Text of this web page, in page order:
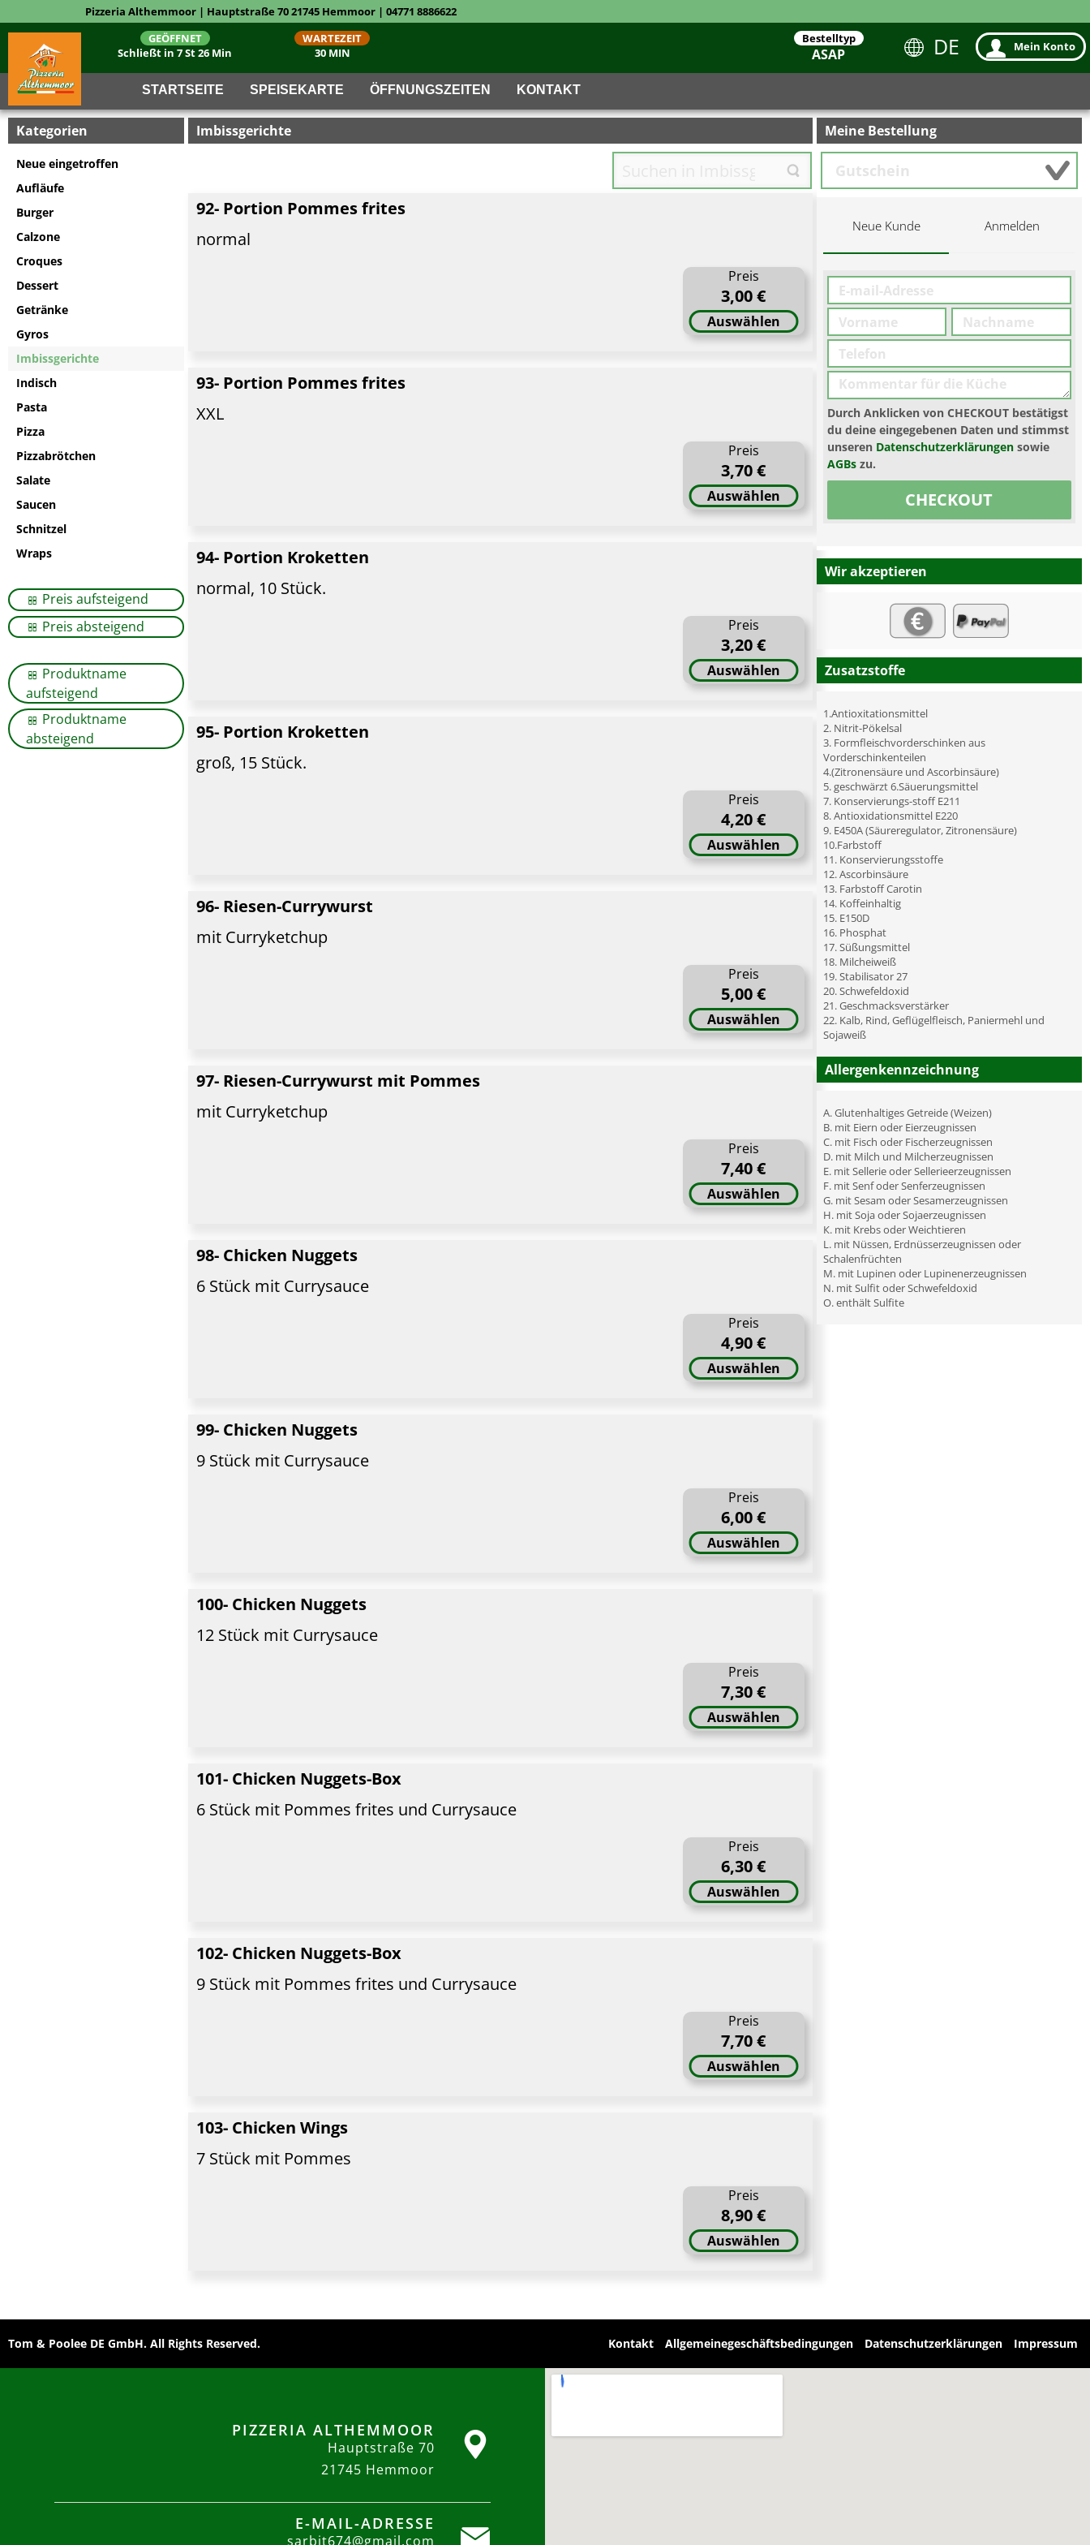
Pizzeria Althemmoor | Hauptstraße 70 21745 Hemmoor | 04771 8886622
Mein Konto
DE
Bestelltyp
ASAP
GEÖFFNET
Schließt in 7 St 26 Min
WARTEZEIT
30 MIN
STARTSEITE SPEISEKARTE ÖFFNUNGSZEITEN KONTAKT
Kategorien
Neue eingetroffen
Aufläufe
Burger
Calzone
Croques
Dessert
Getränke
Gyros
Imbissgerichte
Indisch
Pasta
Pizza
Pizzabrötchen
Salate
Saucen
Schnitzel
Wraps
Preis aufsteigend
Preis absteigend
Produktname
aufsteigend
Produktname
absteigend
Imbissgerichte
92- Portion Pommes frites
normal
Preis
3,00 €
Auswählen
93- Portion Pommes frites
XXL
Preis
3,70 €
Auswählen
94- Portion Kroketten
normal, 10 Stück.
Preis
3,20 €
Auswählen
95- Portion Kroketten
groß, 15 Stück.
Preis
4,20 €
Auswählen
96- Riesen-Currywurst
mit Curryketchup
Preis
5,00 €
Auswählen
97- Riesen-Currywurst mit Pommes
mit Curryketchup
Preis
7,40 €
Auswählen
98- Chicken Nuggets
6 Stück mit Currysauce
Preis
4,90 €
Auswählen
99- Chicken Nuggets
9 Stück mit Currysauce
Preis
6,00 €
Auswählen
100- Chicken Nuggets
12 Stück mit Currysauce
Preis
7,30 €
Auswählen
101- Chicken Nuggets-Box
6 Stück mit Pommes frites und Currysauce
Preis
6,30 €
Auswählen
102- Chicken Nuggets-Box
9 Stück mit Pommes frites und Currysauce
Preis
7,70 €
Auswählen
103- Chicken Wings
7 Stück mit Pommes
Preis
8,90 €
Auswählen
Meine Bestellung
Neue Kunde
Durch Anklicken von CHECKOUT bestätigst
du deine eingegebenen Daten und stimmst
unseren Datenschutzerklärungensowie
AGBszu.
CHECKOUT
Anmelden
Wir akzeptieren
Zusatzstoffe
1.Antioxitationsmittel
2. Nitrit-Pökelsal
3. Formfleischvorderschinken aus
Vorderschinkenteilen
4.(Zitronensäure und Ascorbinsäure)
5. geschwärzt 6.Säuerungsmittel
7. Konservierungs-stoff E211
8. Antioxidationsmittel E220
9. E450A (Säureregulator, Zitronensäure)
10.Farbstoff
11. Konservierungsstoffe
12. Ascorbinsäure
13. Farbstoff Carotin
14. Koffeinhaltig
15. E150D
16. Phosphat
17. Süßungsmittel
18. Milcheiweiß
19. Stabilisator 27
20. Schwefeldoxid
21. Geschmacksverstärker
22. Kalb, Rind, Geflügelfleisch, Paniermehl und
Sojaweiß
Allergenkennzeichnung
A. Glutenhaltiges Getreide (Weizen)
B. mit Eiern oder Eierzeugnissen
C. mit Fisch oder Fischerzeugnissen
D. mit Milch und Milcherzeugnissen
E. mit Sellerie oder Sellerieerzeugnissen
F. mit Senf oder Senferzeugnissen
G. mit Sesam oder Sesamerzeugnissen
H. mit Soja oder Sojaerzeugnissen
К. mit Krebs oder Weichtieren
L. mit Nüssen, Erdnüsserzeugnissen oder
Schalenfrüchten
M. mit Lupinen oder Lupinenerzeugnissen
N. mit Sulfit oder Schwefeldoxid
O. enthält Sulfite
Tom & Poolee DE GmbH. All Rights Reserved. Kontakt Allgemeinegeschäftsbedingungen Datenschutzerklärungen Impressum
PIZZERIA ALTHEMMOOR
Hauptstraße 70
21745 Hemmoor
E-MAIL-ADRESSE
sarbit674@gmail.com